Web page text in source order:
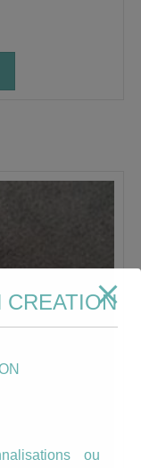
CREATION
ou